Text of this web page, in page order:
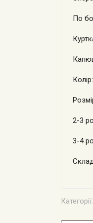
По
2-3
3-4
Категорії: